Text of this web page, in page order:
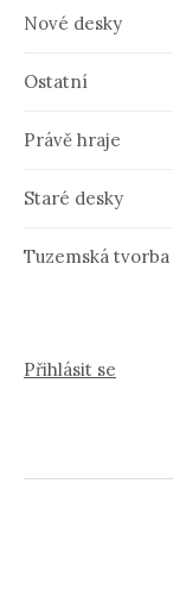
Nové desky
Ostatní
Právě hraje
Staré desky
Tuzemská tvorba
Přihlásit se